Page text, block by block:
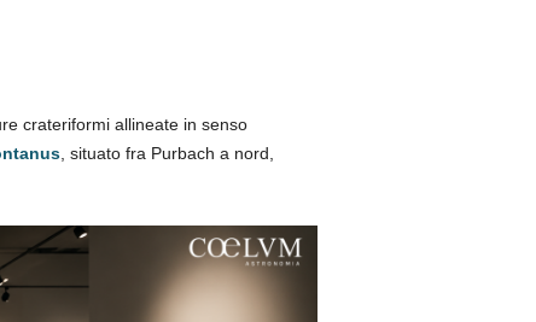
crateriformi allineate in senso
, situato fra Purbach a nord,